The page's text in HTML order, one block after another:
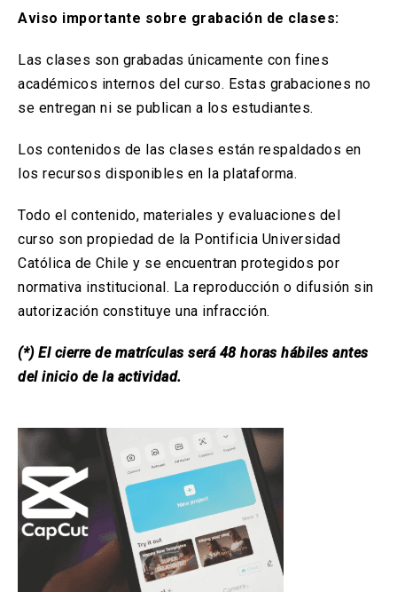
abre
una
nueva
pestaña)
abre
una
nueva
pestaña)
(El
enlace
abre
en
una
nueva
Aviso importante sobre grabación de clases:
Las clases son grabadas únicamente con fines
académicos internos del curso. Estas grabaciones no
se entregan ni se publican a los estudiantes.
Los contenidos de las clases están respaldados en
los recursos disponibles en la plataforma.
Todo el contenido, materiales y evaluaciones del
curso son propiedad de la Pontificia Universidad
Católica de Chile y se encuentran protegidos por
normativa institucional. La reproducción o difusión sin
autorización constituye una infracción.
(*) El cierre de matrículas será 48 horas hábiles antes
del inicio de la actividad.